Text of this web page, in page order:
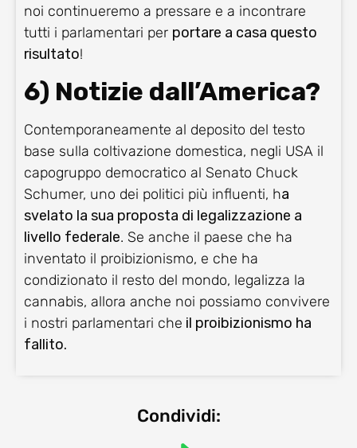
noi continueremo a pressare e a incontrare
tutti i parlamentari per portare a casa questo
risultato!
6) Notizie dall’America?
Contemporaneamente al deposito del testo
base sulla coltivazione domestica, negli USA il
capogruppo democratico al Senato Chuck
Schumer, uno dei politici più influenti, ha
svelato la sua proposta di legalizzazione a
livello federale. Se anche il paese che ha
inventato il proibizionismo, e che ha
condizionato il resto del mondo, legalizza la
cannabis, allora anche noi possiamo convivere
i nostri parlamentari che il proibizionismo ha
fallito.
Condividi: